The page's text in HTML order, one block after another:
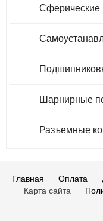
Сферические
Шарнирные
Разъемные
Главная Оплата
Карта сайта